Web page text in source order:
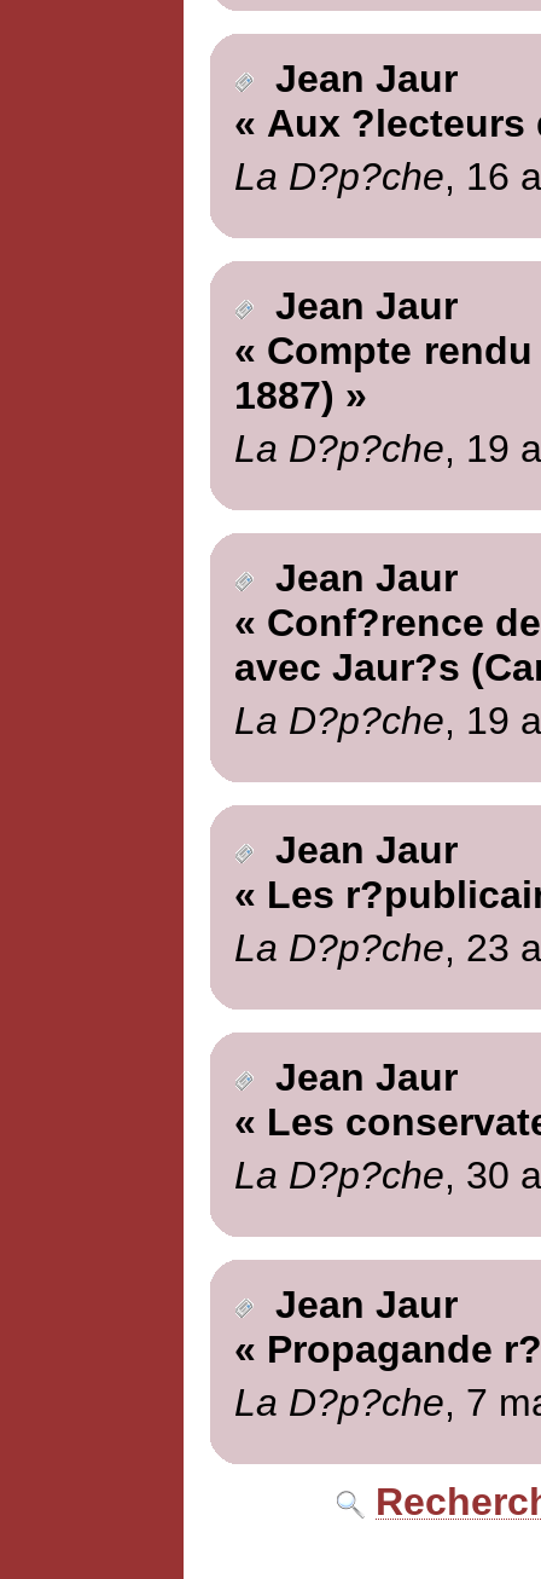
Jean Jaur
« Aux ?lecteurs
La D?p?che, 16
Jean Jaur
« Compte
1887) »
La D?p?che, 19
Jean Jaur
« Conf?rence
avec Jaur?s
La D?p?che, 19
Jean Jaur
« Les
La D?p?che, 23
Jean Jaur
« Les
La D?p?che, 30
Jean Jaur
« Propagande
La D?p?che, 7